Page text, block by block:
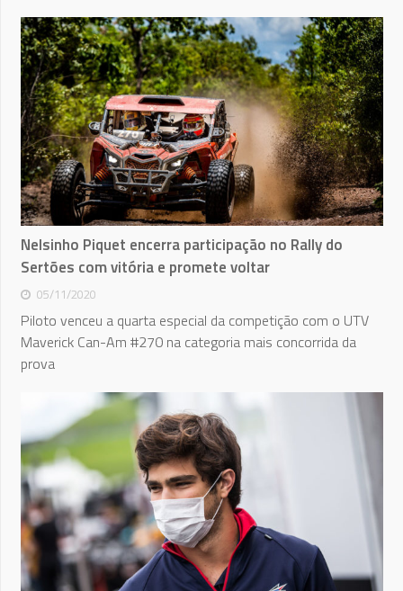
Nelsinho Piquet encerra participação no Rally do
Sertões com vitória e promete voltar
05/11/2020
Piloto venceu a quarta especial da competição com o UTV
Maverick Can-Am #270 na categoria mais concorrida da
prova